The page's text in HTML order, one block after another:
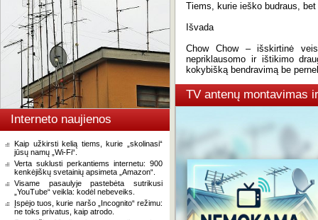
Interneto naujienos
Kaip užkirsti kelią tiems, kurie „skolinasi“
jūsų namų „Wi-Fi“.
Verta suklusti perkantiems internetu: 900
kenkėjiškų svetainių apsimeta „Amazon“.
Visame pasaulyje pastebėta sutrikusi
„YouTube“ veikla: kodėl nebeveiks.
Įspėjo tuos, kurie naršo „Incognito“ režimu:
ne toks privatus, kaip atrodo.
Tiems, kurie ieško budraus,
Išvada
Chow Chow – išskirtinė
nepriklausomo ir ištikimo
kokybišką bendravimą be
TV antenų montavimas